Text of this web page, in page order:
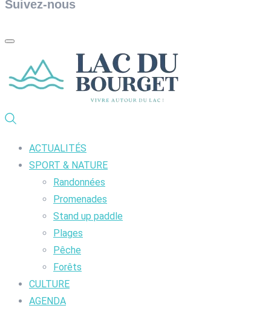
Suivez-nous
ACTUALITÉS
SPORT & NATURE
Randonnées
Promenades
Stand up paddle
Plages
Pêche
Forêts
CULTURE
AGENDA